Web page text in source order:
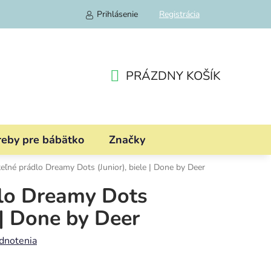
Prihlásenie Registrácia
KOŠÍK
PRÁZDNY KOŠÍK
pre bábätko Značky
prádlo Dreamy Dots (Junior), biele | Done by Deer
Dreamy Dots
Done by Deer